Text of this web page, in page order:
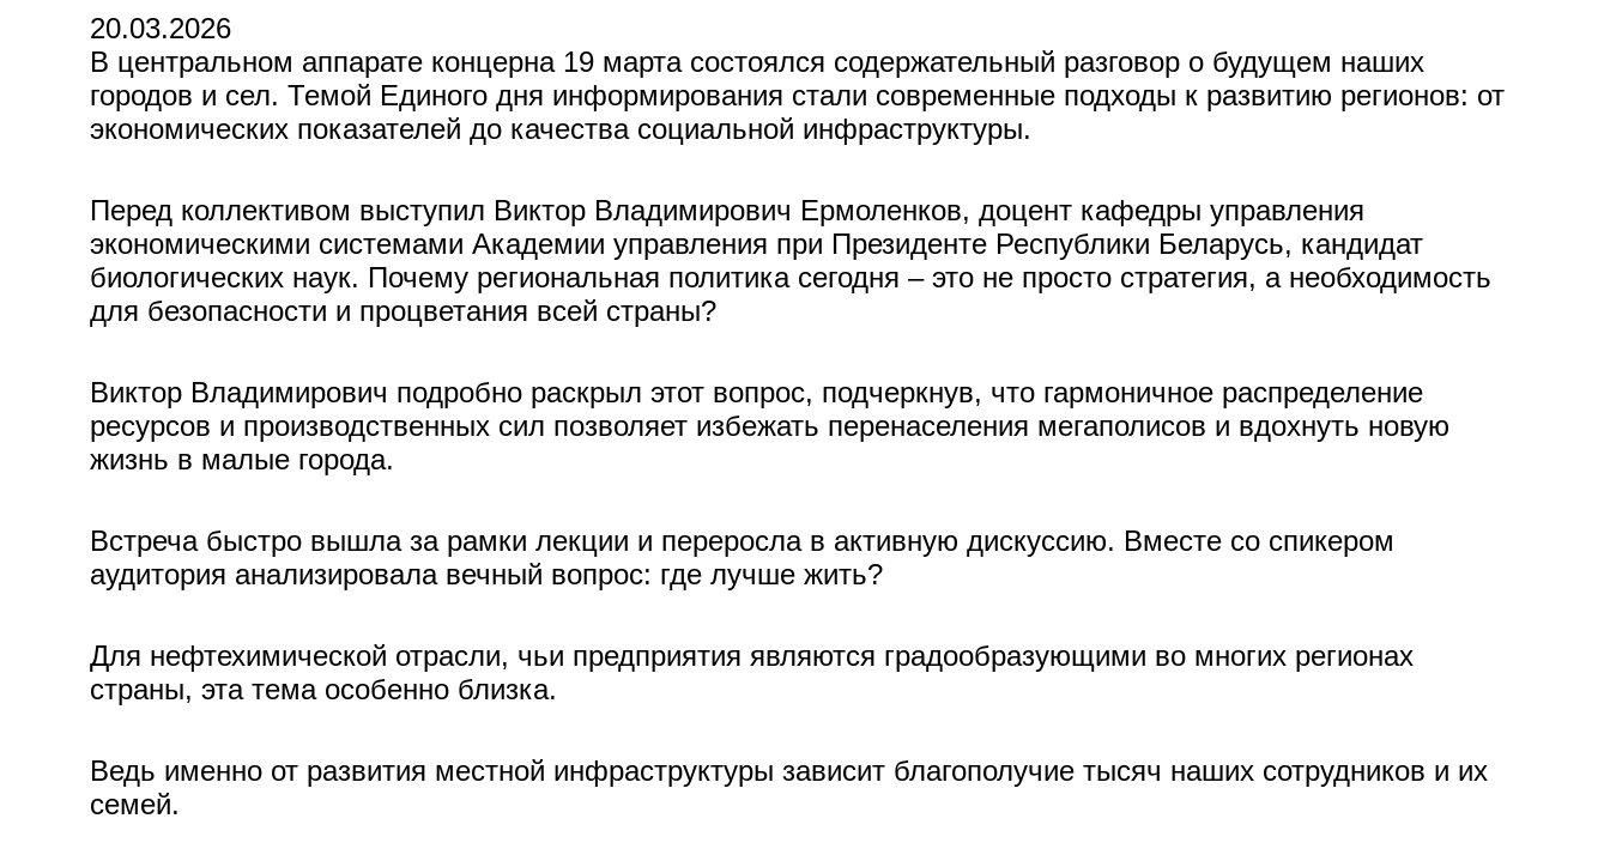
20.03.2026
В центральном аппарате концерна 19 марта состоялся содержательный разговор о будущем наших
городов и сел. Темой Единого дня информирования стали современные подходы к развитию регионов: от
экономических показателей до качества социальной инфраструктуры.
Перед коллективом выступил Виктор Владимирович Ермоленков, доцент кафедры управления
экономическими системами Академии управления при Президенте Республики Беларусь, кандидат
биологических наук. Почему региональная политика сегодня – это не просто стратегия, а необходимость
для безопасности и процветания всей страны?
Виктор Владимирович подробно раскрыл этот вопрос, подчеркнув, что гармоничное распределение
ресурсов и производственных сил позволяет избежать перенаселения мегаполисов и вдохнуть новую
жизнь в малые города.
Встреча быстро вышла за рамки лекции и переросла в активную дискуссию. Вместе со спикером
аудитория анализировала вечный вопрос: где лучше жить?
Для нефтехимической отрасли, чьи предприятия являются градообразующими во многих регионах
страны, эта тема особенно близка.
Ведь именно от развития местной инфраструктуры зависит благополучие тысяч наших сотрудников и их
семей.